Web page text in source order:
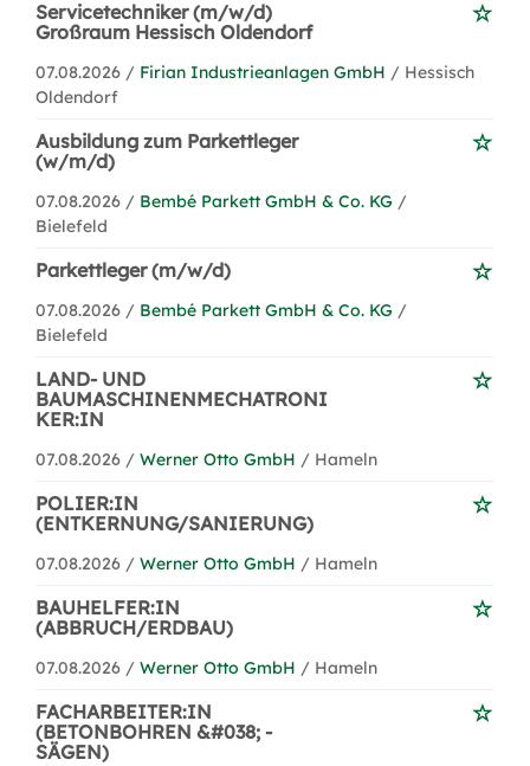
Servicetechniker (m/w/d)
Großraum Hessisch Oldendorf
07.08.2026 / Firian Industrieanlagen GmbH / Hessisch
Oldendorf
Ausbildung zum Parkettleger
(w/m/d)
07.08.2026 / Bembé Parkett GmbH & Co. KG /
Bielefeld
Parkettleger (m/w/d)
07.08.2026 / Bembé Parkett GmbH & Co. KG /
Bielefeld
LAND- UND
BAUMASCHINENMECHATRONI
KER:IN
07.08.2026 / Werner Otto GmbH / Hameln
POLIER:IN
(ENTKERNUNG/SANIERUNG)
07.08.2026 / Werner Otto GmbH / Hameln
BAUHELFER:IN
(ABBRUCH/ERDBAU)
07.08.2026 / Werner Otto GmbH / Hameln
FACHARBEITER:IN
(BETONBOHREN &#038; -
SÄGEN)